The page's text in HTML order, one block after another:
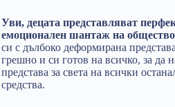
Уви, децата представляват
емоционален шантаж на
си с дълбоко деформирана
грешно и си готов на всичко, за да
представа за света на всички
средства.